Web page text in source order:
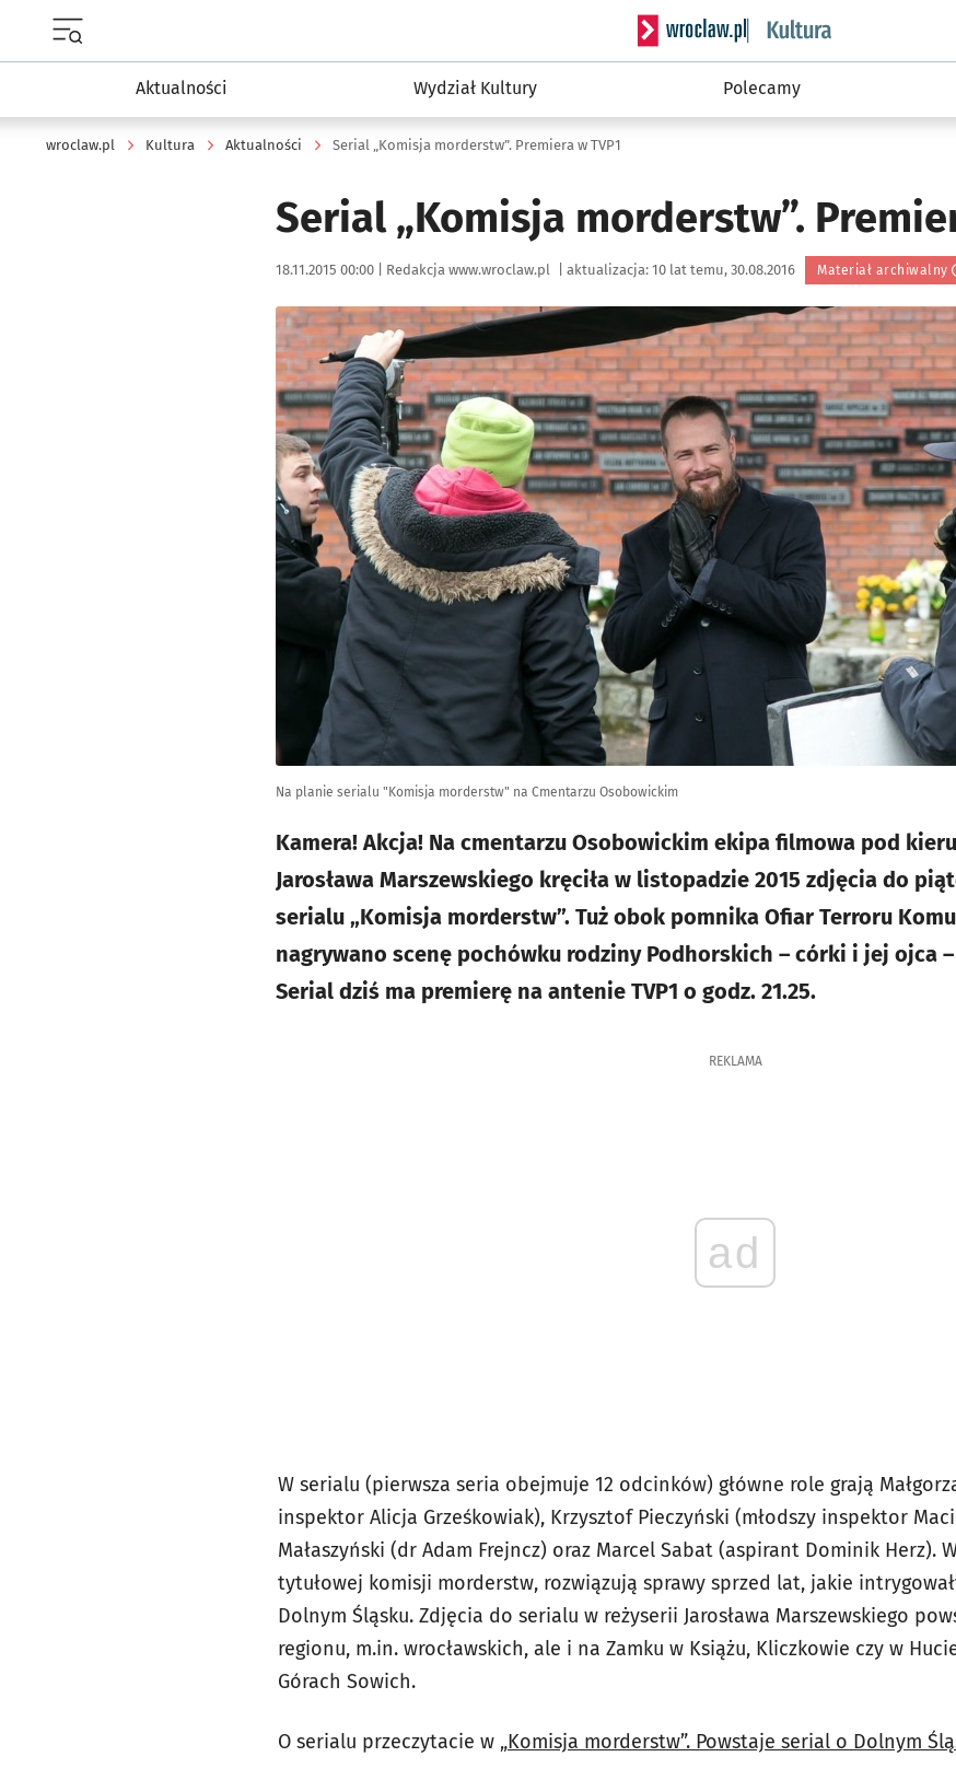
Serwis informacyjny wroclaw.pl
Aktualności Wydział Kultury Polecamy
wroclaw.pl Kultura Aktualności Serial „Komisja morderstw”. Premiera w TVP1
Serial „Komisja morderstw”.
Data publikacji:
18.11.2015 00:00 | Autor:
Redakcja www.wroclaw.pl aktualizacja: 10 lat temu, 30.08.2016 Materiał archiwalny
Kliknij, aby powiększyć
Na planie serialu "Komisja morderstw" na Cmentarzu Osobowickim
Kamera! Akcja! Na cmentarzu Osobowickim ekipa filmowa pod
Jarosława Marszewskiego kręciła w listopadzie 2015 zdjęcia do
serialu „Komisja morderstw”. Tuż obok pomnika Ofiar Terroru
nagrywano scenę pochówku rodziny Podhorskich – córki i jej ojca
Serial dziś ma premierę na antenie TVP1 o godz. 21.25.
REKLAMA
ad
W serialu (pierwsza seria obejmuje 12 odcinków) główne role grają
inspektor Alicja Grześkowiak), Krzysztof Pieczyński (młodszy inspektor
Małaszyński (dr Adam Frejncz) oraz Marcel Sabat (aspirant Dominik Herz).
tytułowej komisji morderstw, rozwiązują sprawy sprzed lat, jakie
Dolnym Śląsku. Zdjęcia do serialu w reżyserii Jarosława Marszewskiego
regionu, m.in. wrocławskich, ale i na Zamku w Książu, Kliczkowie czy w
Górach Sowich.
O serialu przeczytacie w „Komisja morderstw”. Powstaje serial o Dolnym